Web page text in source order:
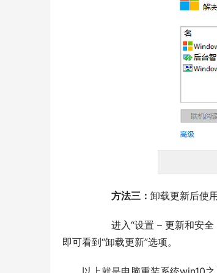
方法三： 卸载更新后使
即可看到“卸载更新”选项。